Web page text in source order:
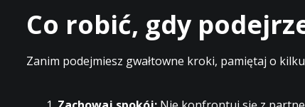
Co robić, gdy
Zanim podejmiesz gwałtowne kroki, pamiętaj o